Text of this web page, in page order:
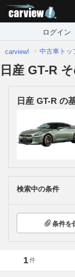
ログイン
carview! 中古車トッ
日産 GT-R
日産 GT-R の
検索中の条件
条件を
1件